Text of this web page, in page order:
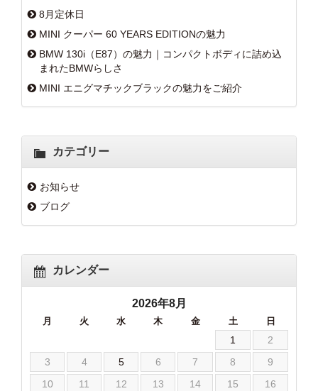
8月定休日
MINI クーパー 60 YEARS EDITIONの魅力
BMW 130i（E87）の魅力｜コンパクトボディに詰め込
まれたBMWらしさ
MINI エニグマチックブラックの魅力をご紹介
カテゴリー
お知らせ
ブログ
カレンダー
2026年8月
月 火 水 木 金 土 日
1
2
3
4 5 6 7 8
9
10
11 12 13 14 15
16